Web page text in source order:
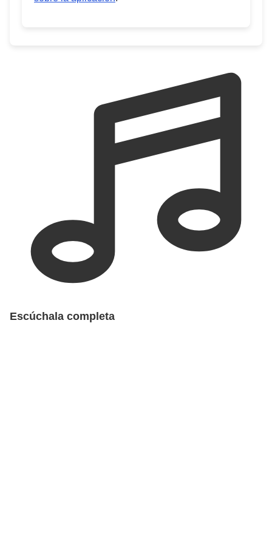
Escúchala completa